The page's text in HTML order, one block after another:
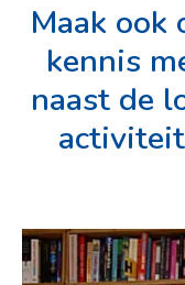
Maak ook
kennis
naast de